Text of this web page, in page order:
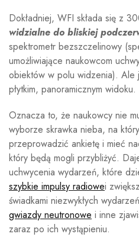
Dokładniej, WFI składa się z
widzialne do bliskiej
spektrometr bezszczelinowy
umożliwiające naukowcom
obiektów w polu widzenia). Ale
płytkim, panoramicznym widoku.
Oznacza to, że naukowcy nie
wyborze skrawka nieba, na
przeprowadzić ankietę i mieć
który będą mogli przybliżyć.
uchwycenia wydarzeń, które
szybkie impulsy radiowei
świadkami niezwykłych wydarzeń
gwiazdy neutronowe i inne
zaraz po ich wystąpieniu.